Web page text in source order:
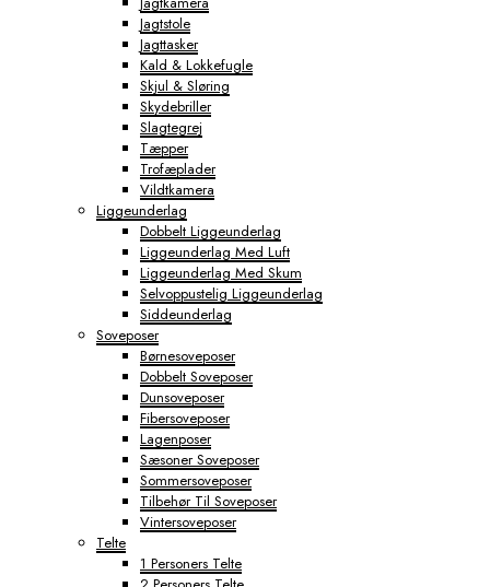
Jagtstole
Jagttasker
Kald & Lokkefugle
Skjul & Sløring
Skydebriller
Slagtegrej
Tæpper
Trofæplader
Vildtkamera
Liggeunderlag
Dobbelt Liggeunderlag
Liggeunderlag Med Luft
Liggeunderlag Med Skum
Selvoppustelig Liggeunderlag
Siddeunderlag
Soveposer
Børnesoveposer
Dobbelt Soveposer
Dunsoveposer
Fibersoveposer
Lagenposer
Sæsoner Soveposer
Sommersoveposer
Tilbehør Til Soveposer
Vintersoveposer
Telte
1 Personers Telte